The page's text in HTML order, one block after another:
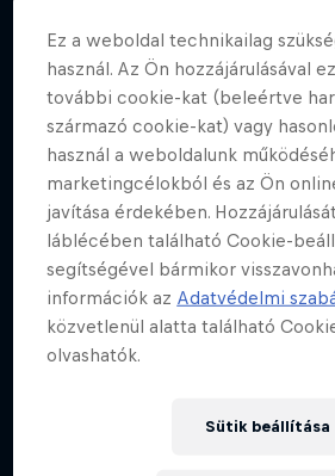
Ez a weboldal technikailag
használ. Az Ön hozzájárulásával
további cookie-kat (beleértve
származó cookie-kat) vagy
használ a weboldalunk
marketingcélokból és az Ön
javítása érdekében.
láblécében található Cookie-
segítségével bármikor
információk az Adatvédelmi
közvetlenül alatta található
olvashatók.
Sütik beállítása